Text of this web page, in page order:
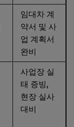
임대차 계
약서 및 사
업 계획서
완비
사업장 실
태 증빙,
현장 실사
대비